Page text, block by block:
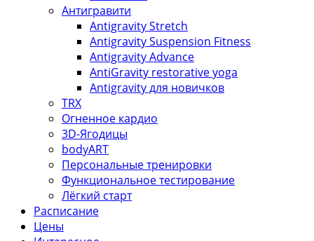
Антигравити
Antigravity Stretch
Antigravity Suspension Fitness
Antigravity Advance
AntiGravity restorative yoga
Antigravity для новичков
TRX
Огненное кардио
3D-Ягодицы
bodyART
Персональные тренировки
Функциональное тестирование
Лёгкий старт
Расписание
Цены